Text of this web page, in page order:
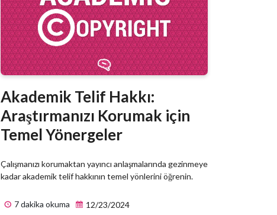
Akademik Telif Hakkı:
Araştırmanızı Korumak için
Temel Yönergeler
Çalışmanızı korumaktan yayıncı anlaşmalarında gezinmeye
kadar akademik telif hakkının temel yönlerini öğrenin.
7 dakika okuma 12/23/2024